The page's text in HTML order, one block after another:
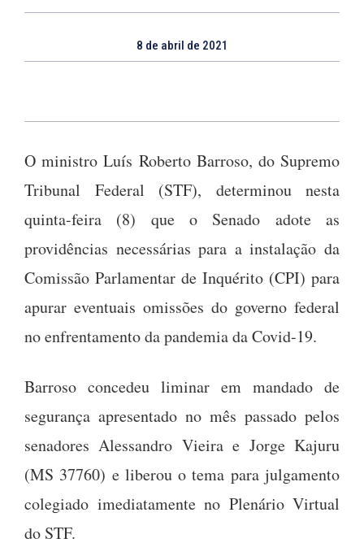
8 de abril de 2021
O ministro Luís Roberto Barroso, do Supremo
Tribunal Federal (STF), determinou nesta
quinta-feira (8) que o Senado adote as
providências necessárias para a instalação da
Comissão Parlamentar de Inquérito (CPI) para
apurar eventuais omissões do governo federal
no enfrentamento da pandemia da Covid-19.
Barroso concedeu liminar em mandado de
segurança apresentado no mês passado pelos
senadores Alessandro Vieira e Jorge Kajuru
(MS 37760) e liberou o tema para julgamento
colegiado imediatamente no Plenário Virtual
do STF.